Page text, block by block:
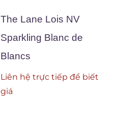
The Lane Lois NV
Sparkling Blanc de
Blancs
Liên hệ trực tiếp để biết
giá